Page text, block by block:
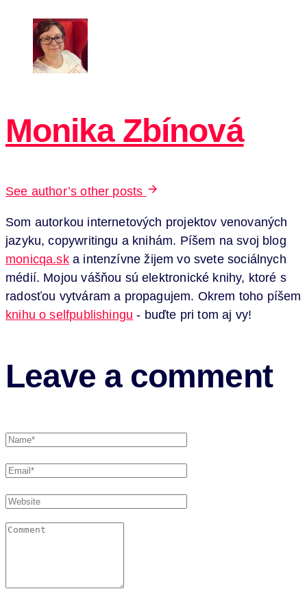
Monika Zbínová
See author’s other posts
Som autorkou internetových projektov venovaných
jazyku, copywritingu a knihám. Píšem na svoj blog
monicqa.ska intenzívne žijem vo svete sociálnych
médií. Mojou vášňou sú elektronické knihy, ktoré s
radosťou vytváram a propagujem. Okrem toho píšem
knihu o selfpublishingu - buďte pri tom aj vy!
Leave a comment